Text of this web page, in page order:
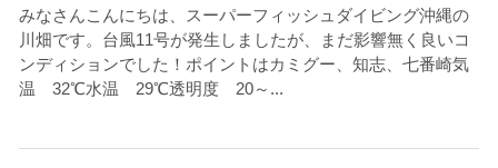
みなさんこんにちは、スーパーフィッシュダイビング沖縄の
川畑です。台風11号が発生しましたが、まだ影響無く良いコ
ンディションでした！ポイントはカミグー、知志、七番崎気
温 32℃水温 29℃透明度 20～...